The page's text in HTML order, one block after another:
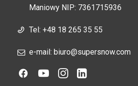
Maniowy NIP: 7361715936
Tel: +48 18 265 35 55
e-mail: biuro@supersnow.com